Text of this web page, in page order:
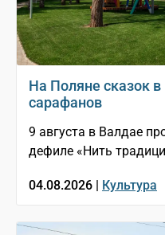
На Поляне сказок
сарафанов
9 августа в Валдае
дефиле «Нить
04.08.2026 | Культура